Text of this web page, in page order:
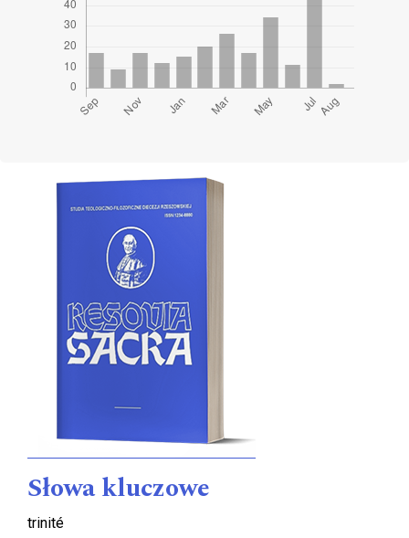
Cover image
Słowa kluczowe
trinité